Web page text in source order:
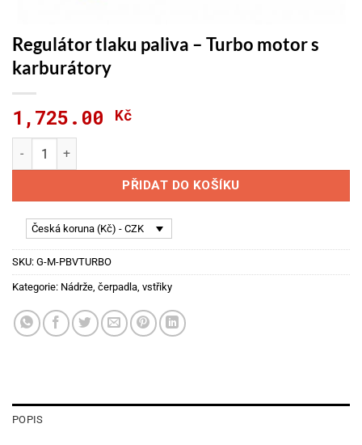
Regulátor tlaku paliva – Turbo motor s
karburátory
1,725.00 Kč
Regulátor tlaku paliva - Turbo motor s karburátory množství
PŘIDAT DO KOŠÍKU
Česká koruna (Kč) - CZK
SKU: G-M-PBVTURBO
Kategorie: Nádrže, čerpadla, vstřiky
POPIS